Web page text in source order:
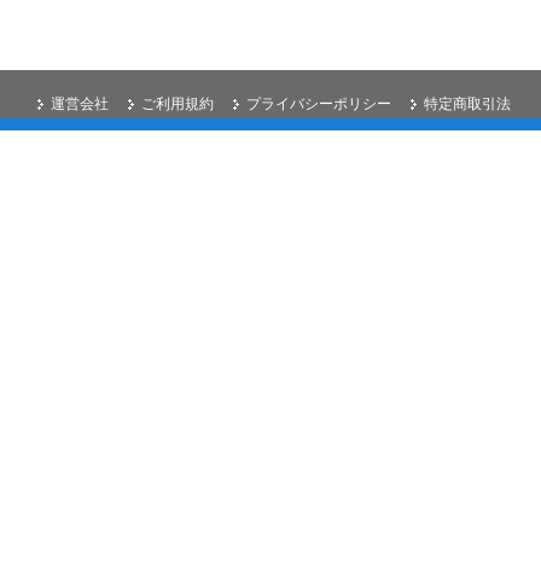
特定商取引法
プライバシーポリシー
ご利用規約
運営会社